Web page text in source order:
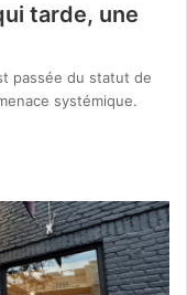
tarde, une
passée du statut de
systémique.